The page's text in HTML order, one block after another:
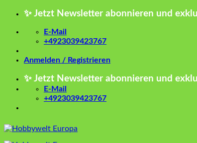
Zum
springen
✨ Jetzt Newsletter abonnieren und
E-Mail
+4923039423767
Anmelden / Registrieren
✨ Jetzt Newsletter abonnieren und
E-Mail
+4923039423767